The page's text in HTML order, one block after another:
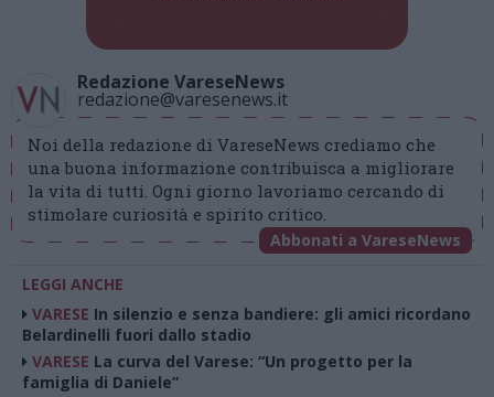
Redazione VareseNews
redazione@varesenews.it
Noi della redazione di VareseNews crediamo che
una buona informazione contribuisca a migliorare
la vita di tutti. Ogni giorno lavoriamo cercando di
stimolare curiosità e spirito critico.
Abbonati a VareseNews
LEGGI ANCHE
VARESE In silenzio e senza bandiere: gli amici ricordano
Belardinelli fuori dallo stadio
VARESE La curva del Varese: “Un progetto per la
famiglia di Daniele”